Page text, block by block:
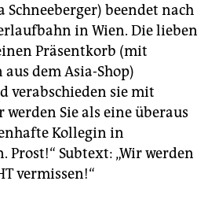
beendet nach
in Wien. Die lieben
Präsentkorb (mit
dem Asia-Shop)
verabschieden sie mit
werden Sie als eine überaus
Kollegin in
Subtext: „Wir werden
vermissen!“